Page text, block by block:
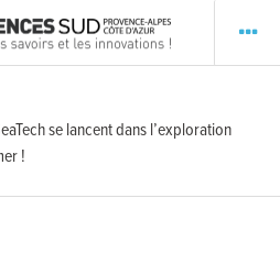
se lancent dans l’exploration
!